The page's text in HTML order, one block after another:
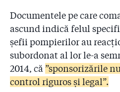
2.18
Pompierul arestat lucra,
consultanță PSI. Patronul:
mi-a dat sfaturi pe
2.19
Cifre oficiale de la ISU:
ani, 4 au fost amendați cu
doar un eșantion
Documentele pe care
ascund indică felul
șefii pompierilor au
subordonat al lor le-a
2014, că ”sponsorizările
control riguros și legal”.